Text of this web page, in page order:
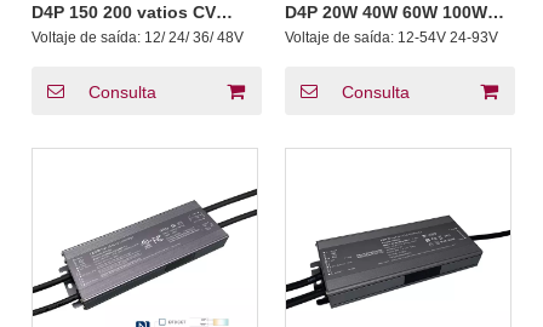
D4P 150 200 vatios CV
Push DALI-2 D4i Drivers
Tunable White DT8 or DT6
Voltaje de saída: 12/ 24/ 36/ 48V
Consulta
D4P 20W 40W 60W 100W
Corriente constante 12 - 54
24-93 voltios DALI-2 D4i
de luz LED
Voltaje de saída: 12-54V 24-93V
Consulta